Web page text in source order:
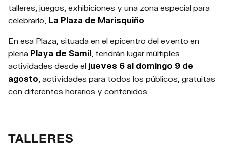
talleres, juegos, exhibiciones y una zona especial para
celebrarlo, La Plaza de Marisquiño
En esa Plaza, situada en el epicentro del evento en
plena Playa de Samil , tendrán lugar múltiples
actividades desde el jueves 6 al domingo 9 de
agosto , actividades para todos los públicos, gratuitas
con diferentes horarios y contenidos.
TALLERES